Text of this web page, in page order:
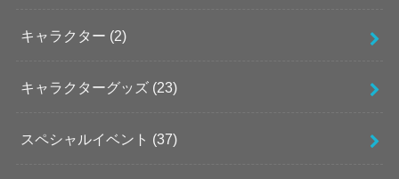
キャラクター (2)
キャラクターグッズ (23)
スペシャルイベント (37)